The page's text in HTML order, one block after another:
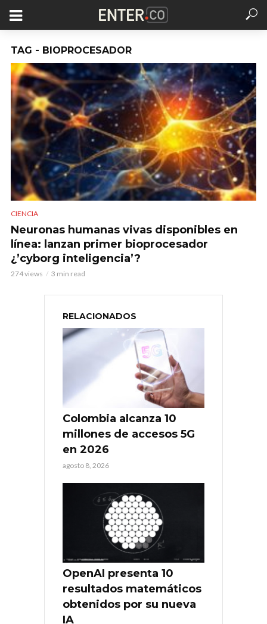
TAG - BIOPROCESADOR
CIENCIA
Neuronas humanas vivas disponibles en
línea: lanzan primer bioprocesador
¿’cyborg inteligencia’?
274 views 3 min read
RELACIONADOS
Colombia alcanza 10
millones de accesos 5G
en 2026
agosto 8, 2026
OpenAI presenta 10
resultados matemáticos
obtenidos por su nueva
IA